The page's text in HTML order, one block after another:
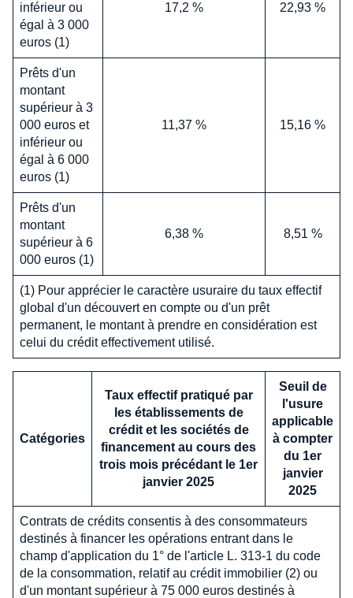
inférieur ou
égal à 3 000
euros (1)
17,2 % 22,93 %
Prêts d'un
montant
supérieur à 3
000 euros et
inférieur ou
égal à 6 000
euros (1)
11,37 % 15,16 %
Prêts d'un
montant
supérieur à 6
000 euros (1)
6,38 % 8,51 %
(1) Pour apprécier le caractère usuraire du taux effectif
global d'un découvert en compte ou d'un prêt
permanent, le montant à prendre en considération est
celui du crédit effectivement utilisé.
Catégories
Taux effectif pratiqué par
les établissements de
crédit et les sociétés de
financement au cours des
trois mois précédant le 1er
janvier 2025
Seuil de
l'usure
applicable
à compter
du 1er
janvier
2025
Contrats de crédits consentis à des consommateurs
destinés à financer les opérations entrant dans le
champ d'application du 1° de l'article L. 313-1 du code
de la consommation, relatif au crédit immobilier (2) ou
d'un montant supérieur à 75 000 euros destinés à